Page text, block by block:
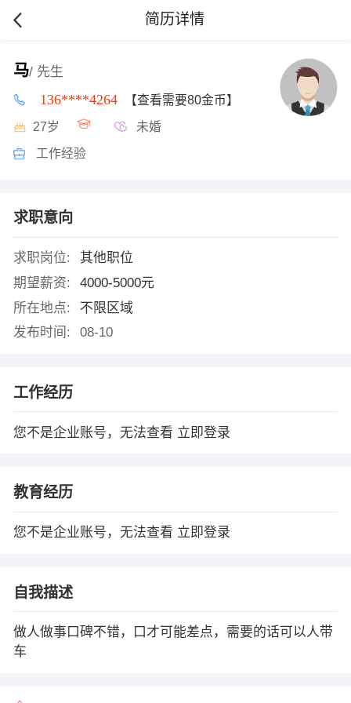
简历详情
马/ 先生
136****4264 【查看需要80金币】
27岁 未婚
工作经验
求职意向
求职岗位:
其他职位
期望薪资:
4000-5000元
所在地点:
不限区域
发布时间:
08-10
工作经历
您不是企业账号，无法查看 立即登录
教育经历
您不是企业账号，无法查看 立即登录
自我描述
做人做事口碑不错，口才可能差点，需要的话可以人带
车